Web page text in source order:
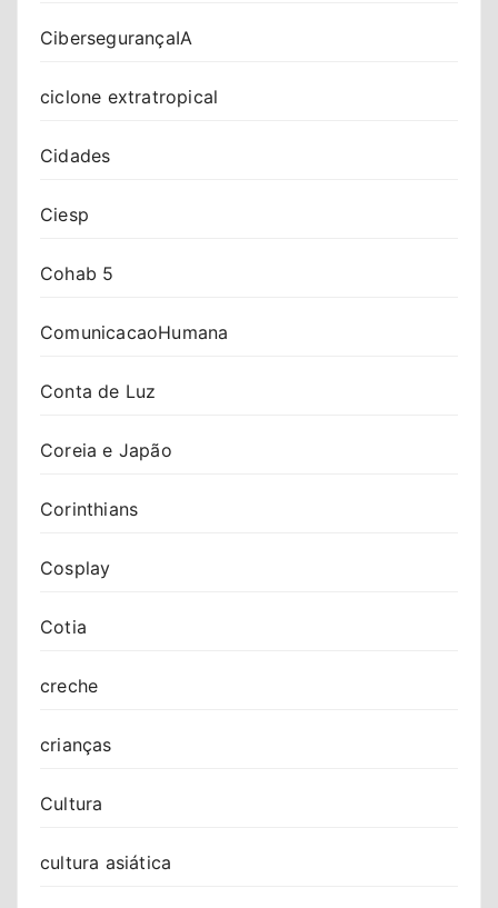
CibersegurançaIA
ciclone extratropical
Cidades
Ciesp
Cohab 5
ComunicacaoHumana
Conta de Luz
Coreia e Japão
Corinthians
Cosplay
Cotia
creche
crianças
Cultura
cultura asiática